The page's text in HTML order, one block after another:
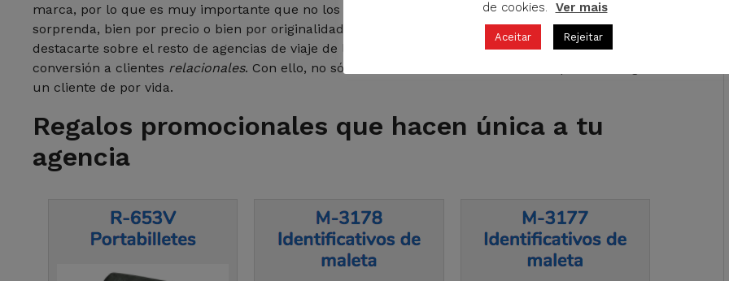
marca, por lo que es muy importante que no los pierdas de vista. Siempre buscan algo que les
sorprenda, bien por precio o bien por originalidad, pero si aprovechas el momento adecuado para
destacarte sobre el resto de agencias de viaje de la competencia, es muy probable que logres su
conversión a clientes relacionales. Con ello, no sólo habrás cerrado una venta sino que habrás ganado
un cliente de por vida.
Regalos promocionales que hacen única a tu
agencia
de cookies.
Ver mais
Aceitar Rejeitar